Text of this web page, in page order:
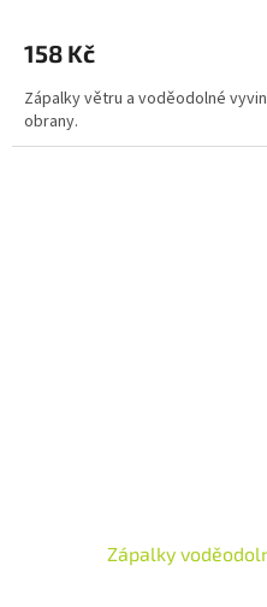
158 Kč
Zápalky větru a voděodolné
obrany.
Zápalky